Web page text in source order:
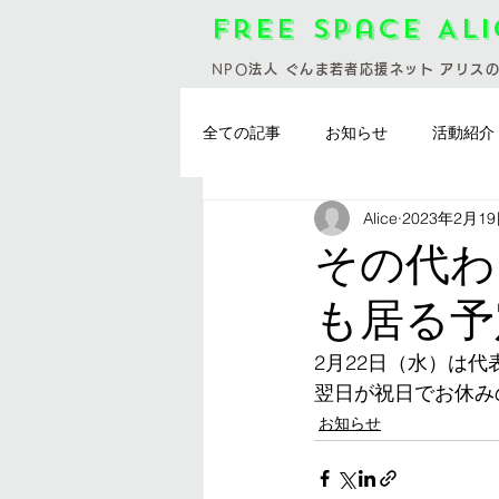
Free Space
NPO法人 ぐんま若者応援ネット アリス
全ての記事 お知らせ 活動紹介
群馬県 お休み
その代
も居る
Alice 2023年2月19
2月22日（水）は代
翌日が祝日でお休
お知らせ